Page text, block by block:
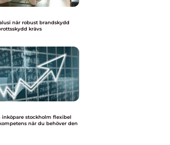
krävs
stockholm flexibel
när du behöver den